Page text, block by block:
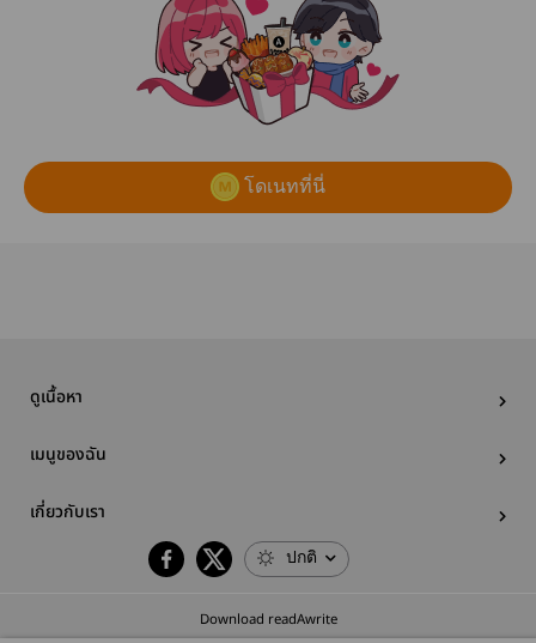
โดเนทที่นี่
ดูเนื้อหา
เมนูของฉัน
เกี่ยวกับเรา
ปกติ
Download readAwrite